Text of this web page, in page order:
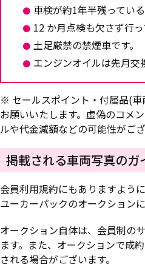
車検が約1年半残ってい
12 か月点検も欠さず行っ
土足厳禁の禁煙車です。
エンジンオイルは先月交
※ セールスポイント・付属品(
お願いいたします。虚偽のコメ
ルや代金減額などの可能性がご
掲載される車両写真のガ
会員利用規約にもありますよう
ユーカーパックのオークション
オークション自体は、会員制の
ます。また、オークションで成
される場合がございます。